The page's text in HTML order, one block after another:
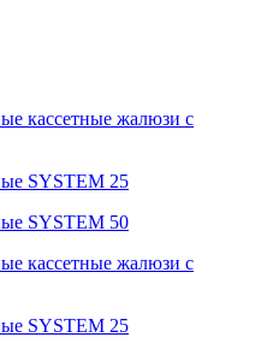
кассетные жалюзи с
SYSTEM 25
SYSTEM 50
кассетные жалюзи с
SYSTEM 25